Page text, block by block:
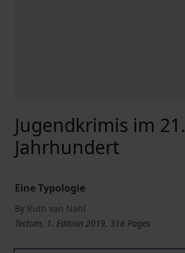
Jugendkrimis im 21.
Jahrhundert
Eine Typologie
By Ruth van Nahl
Tectum, 1. Edition 2019, 316 Pages